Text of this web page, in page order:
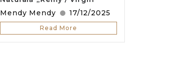
Mendy Mendy
17/12/2025
Read More